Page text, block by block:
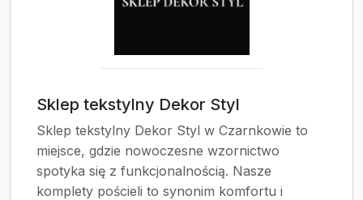
Sklep tekstylny Dekor Styl
Sklep tekstylny Dekor Styl w Czarnkowie to
miejsce, gdzie nowoczesne wzornictwo
spotyka się z funkcjonalnością. Nasze
komplety pościeli to synonim komfortu i